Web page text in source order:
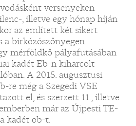
versenyeken
, illetve egy hónap híján
az említett két sikert
a birkózószőnyegen
mérföldkő pályafutásában
kadét Eb-n kiharcolt
A 2015. augusztusi
re még a Szegedi VSE
el, és szerzett 11., illetve
már az Újpesti TE-
kadét ob-t.